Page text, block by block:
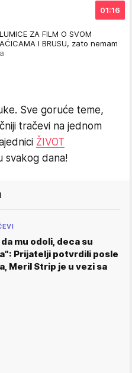
01:16
ZA FILM O SVOM
I BRUSU, zato nemam
Sve goruće teme,
tračevi na jednom
ŽIVOT
svakog dana!
mu odoli, deca su
Prijatelji potvrdili posle
Meril Strip je u vezi sa